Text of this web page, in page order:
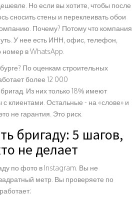
Но если вы хотите, чтобы после
сносить стены и переклеивать обои
Почему? Потому что компания
У нее есть ИНН, офис, телефон,
номер в WhatsApp.
По оценкам строительных
более 12 000
Из них только 18% имеют
клиентами. Остальные - на «слове» и
не гарантия. Это риск.
бригаду: 5 шагов,
не делает
по фото в Instagram. Вы не
метр. Вы проверяете по